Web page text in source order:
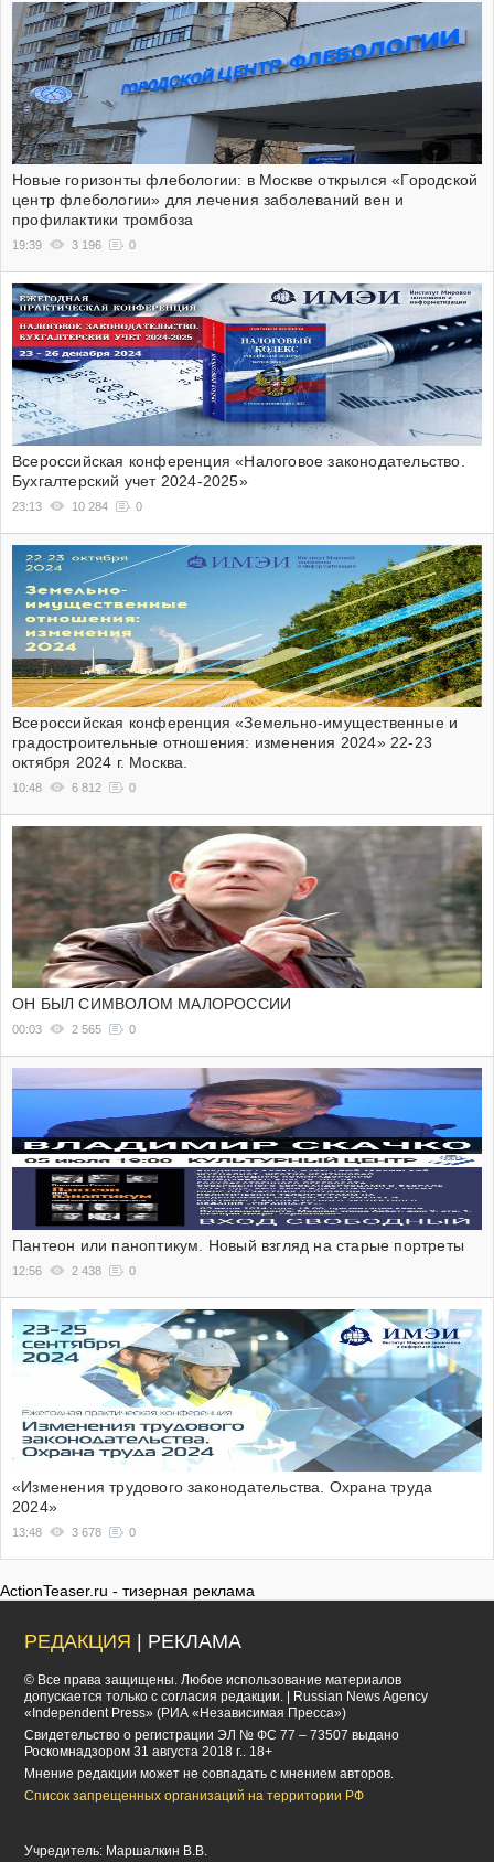
Новые горизонты флебологии: в Москве открылся «Городской
центр флебологии» для лечения заболеваний вен и
профилактики тромбоза
19:39 3 196 0
Всероссийская конференция «Налоговое законодательство.
Бухгалтерский учет 2024-2025»
23:13 10 284 0
Всероссийская конференция «Земельно-имущественные и
градостроительные отношения: изменения 2024» 22-23
октября 2024 г. Москва.
10:48 6 812 0
ОН БЫЛ СИМВОЛОМ МАЛОРОССИИ
00:03 2 565 0
Пантеон или паноптикум. Новый взгляд на старые портреты
12:56 2 438 0
«Изменения трудового законодательства. Охрана труда
2024»
13:48 3 678 0
ActionTeaser.ru - тизерная реклама
РЕДАКЦИЯ | РЕКЛАМА
© Все права защищены. Любое использование материалов
допускается только с согласия редакции. | Russian News Agency
«Independent Press» (РИА «Независимая Пресса»)
Cвидетельство о регистрации ЭЛ № ФС 77 – 73507 выдано
Роскомнадзором 31 августа 2018 г.. 18+
Мнение редакции может не совпадать с мнением авторов.
Список запрещенных организаций на территории РФ
Учредитель: Маршалкин В.В.